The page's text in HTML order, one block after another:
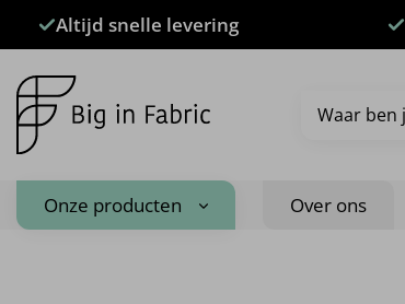
Altijd snelle levering
naar:
Onze producten Over ons